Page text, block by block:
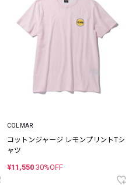
COLMAR
コットンジャージ レモンプリントTシ
ャツ
¥11,550 30%OFF